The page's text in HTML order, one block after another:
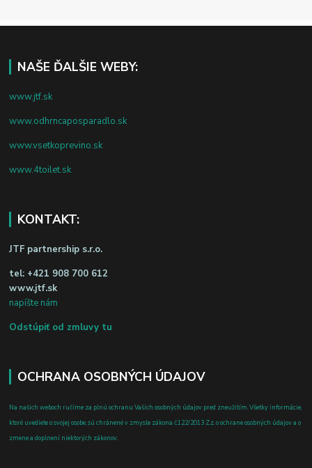
NAŠE ĎALŠIE WEBY:
www.jtf.sk
www.odhrncaposparadlo.sk
www.vsetkoprevino.sk
www.4toilet.sk
KONTAKT:
JTF partnership s.r.o.
tel: +421 908 700 612
www.jtf.sk
napíšte nám
Odstúpiť od zmluvy tu
OCHRANA OSOBNÝCH ÚDAJOV
Na našich weboch ručíme za plnú ochranu Vašich osobných údajov pred zneužitím. Všetky informácie,
ktoré uvediete o svojej osobe, sú chránené v zmysle zákona č.122/2013 Z.z. o ochrane osobných údajov a o
zmene a doplnení niektorých zákonov.